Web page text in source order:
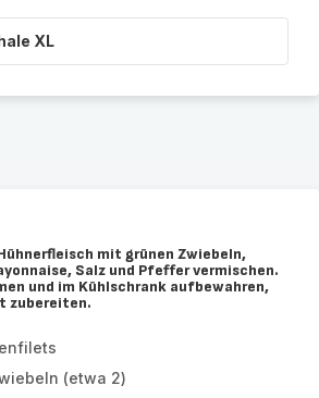
XL
mit grünen Zwiebeln,
Salz und Pfeffer vermischen.
und im Kühlschrank aufbewahren,
zubereiten.
(etwa 2)